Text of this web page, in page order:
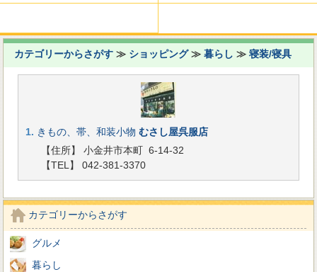
カテゴリーからさがす ≫ ショッピング≫暮らし ≫寝装/寝具
1. きもの、帯、和装小物 むさし屋呉服店
【住所】 小金井市本町 6-14-32
【TEL】 042-381-3370
カテゴリーからさがす
グルメ
暮らし